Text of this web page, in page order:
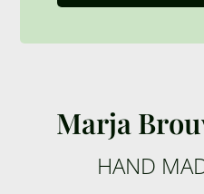
Marja
HAND